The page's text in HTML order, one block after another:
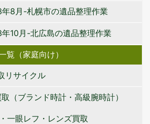
8月-札幌市の遺品整理作業
10月-北広島の遺品整理作業
覧（家庭向け）
リサイクル
（ブランド時計・高級腕時計）
一眼レフ・レンズ買取